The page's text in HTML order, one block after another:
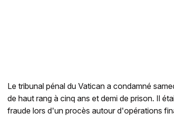
Le tribunal pénal du Vatican a condamné
de haut rang à cinq ans et demi de prison. Il
fraude lors d'un procès autour d'opérations